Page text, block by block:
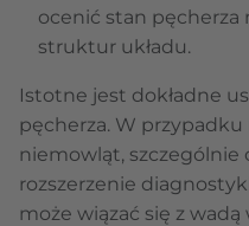
ocenić stan pęcherza
struktur układu.
Istotne jest dokładne
pęcherza. W
niemowląt, szczególnie
rozszerzenie
może wiązać się z